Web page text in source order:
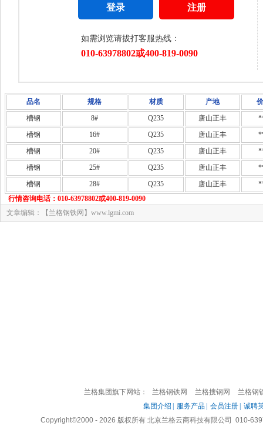
品名 规格 材质 产地
槽钢
8# Q235 唐山正丰
槽钢
16# Q235 唐山正丰
槽钢
20# Q235 唐山正丰
槽钢
25# Q235 唐山正丰
槽钢
28# Q235 唐山正丰
行情咨询电话：010-63978802或400-819-0090
文章编辑：【兰格钢铁网】www.lgmi.com